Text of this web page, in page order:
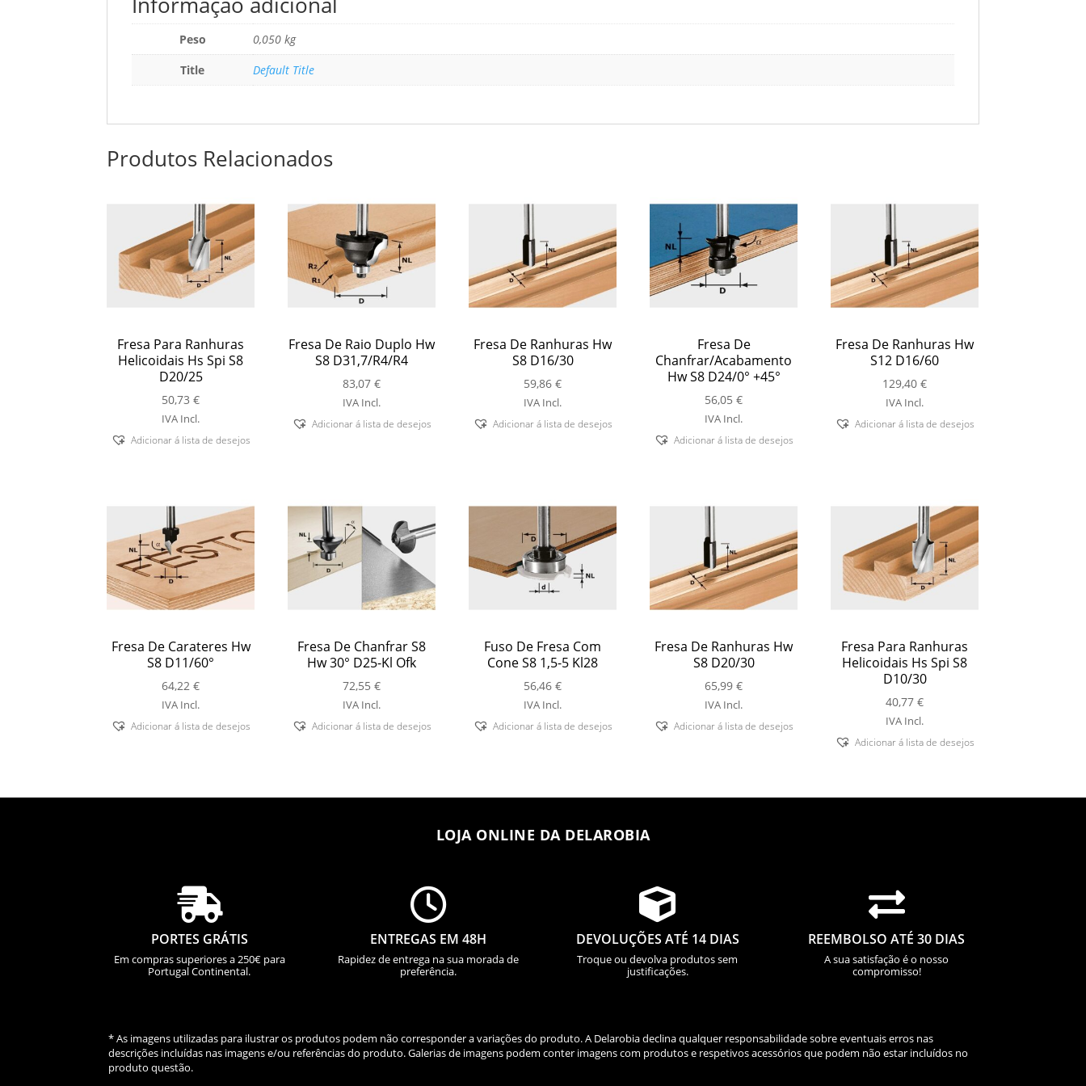
Peso
0,050 kg
Title
Default Title
Produtos Relacionados
Fresa Para Ranhuras
Helicoidais Hs Spi S8
D20/25
50,73€
IVA Incl.
Adicionar á lista de desejos
Fresa De Raio Duplo Hw
S8 D31,7/R4/R4
83,07€
IVA Incl.
Adicionar á lista de desejos
Fresa De Ranhuras Hw
S8 D16/30
59,86€
IVA Incl.
Adicionar á lista de desejos
Fresa De
Chanfrar/Acabamento
Hw S8 D24/0° +45°
56,05€
IVA Incl.
Adicionar á lista de desejos
Fresa De Ranhuras Hw
S12 D16/60
129,40€
IVA Incl.
Adicionar á lista de desejos
Fresa De Carateres Hw
S8 D11/60°
64,22€
IVA Incl.
Adicionar á lista de desejos
Fresa De Chanfrar S8
Hw 30° D25-Kl Ofk
72,55€
IVA Incl.
Adicionar á lista de desejos
Fuso De Fresa Com
Cone S8 1,5-5 Kl28
56,46€
IVA Incl.
Adicionar á lista de desejos
Fresa De Ranhuras Hw
S8 D20/30
65,99€
IVA Incl.
Adicionar á lista de desejos
Fresa Para Ranhuras
Helicoidais Hs Spi S8
D10/30
40,77€
IVA Incl.
Adicionar á lista de desejos
LOJA ONLINE DA DELAROBIA

PORTES GRÁTIS
Em compras superiores a 250€ para
Portugal Continental.

ENTREGAS EM 48H
Rapidez de entrega na sua morada de
preferência.

DEVOLUÇÕES ATÉ 14 DIAS
Troque ou devolva produtos sem
justificações.

REEMBOLSO ATÉ 30 DIAS
A sua satisfação é o nosso
compromisso!
* As imagens utilizadas para ilustrar os produtos podem não corresponder a variações do produto. A Delarobia declina qualquer responsabilidade sobre eventuais erros nas
descrições incluídas nas imagens e/ou referências do produto. Galerias de imagens podem conter imagens com produtos e respetivos acessórios que podem não estar incluídos no
produto questão.